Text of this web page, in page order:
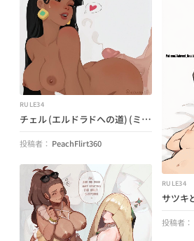
RULE34
チェル (エルドラドへの道) (ミュウミルス)
投稿者： PeachFlirt360
RULE34
投稿者：